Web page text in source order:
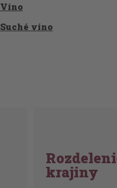
Víno
Suché víno
krajiny